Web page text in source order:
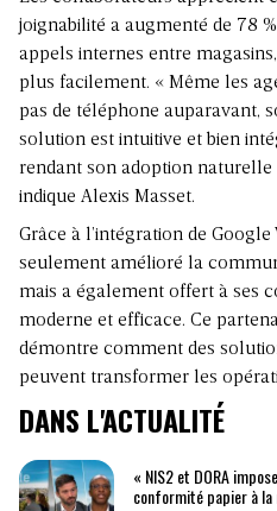
joignabilité a augmenté de 78
appels internes entre
plus facilement. « Même les
pas de téléphone auparavant,
solution est intuitive et bien
rendant son adoption
indique Alexis Masset.
Grâce à l’intégration de
seulement amélioré la
mais a également offert à ses
moderne et efficace. Ce
démontre comment des
peuvent transformer les
DANS L'ACTUALITÉ
« NIS2 et DORA
conformité papier à la